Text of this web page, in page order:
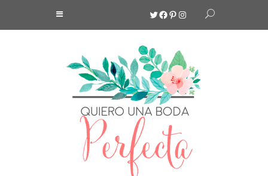
Twitter
Facebook
Pinterest
Instagram